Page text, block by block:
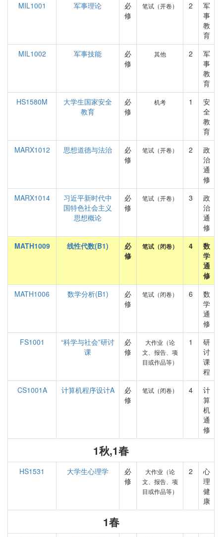
MIL1001
军事理论
必
修
笔试（开卷） 2
军
事
教
育
MIL1002
军事技能
必
修
其他 2
军
事
教
育
HS1580M
大学生国家安全
教育
必
修
机考 1
安
全
教
育
MARX1012
思想道德与法治
必
修
笔试（开卷） 2
政
治
通
修
MARX1014
习近平新时代中
国特色社会主义
思想概论
必
修
笔试（开卷） 3
政
治
通
修
MATH1009
线性代数(B1)
必
修
笔试（闭卷） 4
数
学
通
修
MATH1006
数学分析(B1)
必
修
笔试（闭卷） 6
数
学
通
修
FS1001
“科学与社会”研讨
课
必
修
大作业（论
文、报告、项
目或作品等）
1
研
讨
课
程
CS1001A
计算机程序设计A
必
修
笔试（闭卷） 4
计
算
机
通
修
1秋,1春
HS1531 大学生心理学
必
修
大作业（论
文、报告、项
目或作品等）
2
心
理
健
康
1春